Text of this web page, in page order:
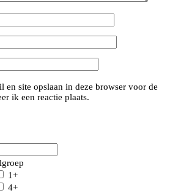
en site opslaan in deze browser voor de
ik een reactie plaats.
1+
4+